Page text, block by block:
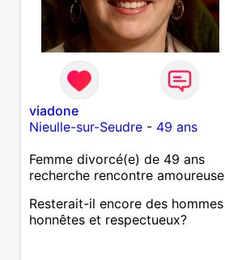
viadone
Nieulle-sur-Seudre- 49 ans
Femme divorcé(e) de 49 ans
recherche rencontre amoureuse
Resterait-il encore des hommes
honnêtes et respectueux?